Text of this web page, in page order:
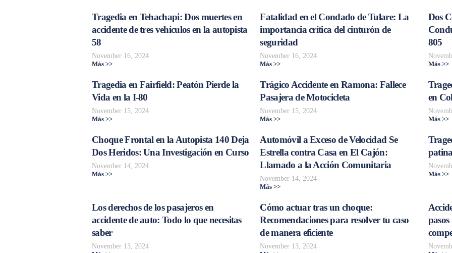
Tragedia en Tehachapi: Dos muertes en
accidente de tres vehículos en la autopista
58
November 16, 2024
Más >>
Fatalidad en el Condado de Tulare: La
importancia crítica del cinturón de
seguridad
November 16, 2024
Más >>
Dos
805
Más >>
Tragedia en Fairfield: Peatón Pierde la
Vida en la I-80
November 15, 2024
Más >>
Trágico Accidente en Ramona: Fallece
Pasajera de Motocicleta
November 15, 2024
Más >>
en
Más >>
Choque Frontal en la Autopista 140 Deja
Dos Heridos: Una Investigación en Curso
November 14, 2024
Más >>
Automóvil a Exceso de Velocidad Se
Estrella contra Casa en El Cajón:
Llamado a la Acción Comunitaria
November 14, 2024
Más >>
Más >>
Los derechos de los pasajeros en
accidente de auto: Todo lo que necesitas
saber
November 13, 2024
Cómo actuar tras un choque:
Recomendaciones para resolver tu caso
de manera eficiente
November 13, 2024